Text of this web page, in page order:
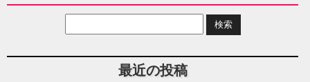
最近の投稿